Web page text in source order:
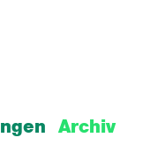
Archiv